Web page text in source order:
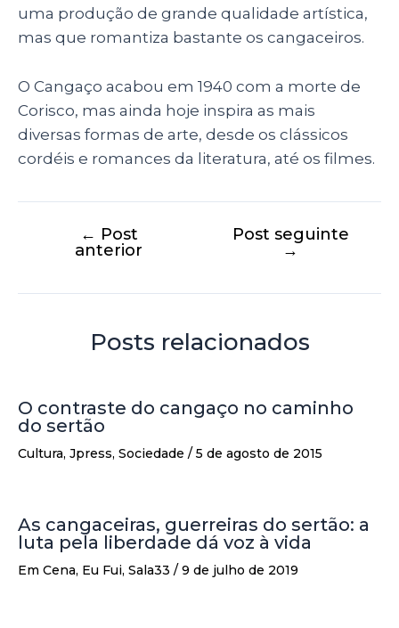
uma produção de grande qualidade artística,
mas que romantiza bastante os cangaceiros.
O Cangaço acabou em 1940 com a morte de
Corisco, mas ainda hoje inspira as mais
diversas formas de arte, desde os clássicos
cordéis e romances da literatura, até os filmes.
← Post
anterior
Post seguinte
→
Posts relacionados
O contraste do cangaço no caminho
do sertão
Cultura, Jpress, Sociedade / 5 de agosto de 2015
As cangaceiras, guerreiras do sertão: a
luta pela liberdade dá voz à vida
Em Cena, Eu Fui, Sala33 / 9 de julho de 2019